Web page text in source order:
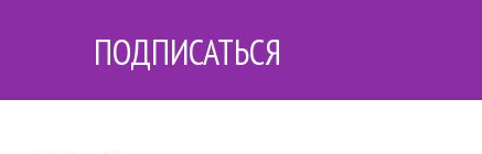
ПОДПИСАТЬСЯ